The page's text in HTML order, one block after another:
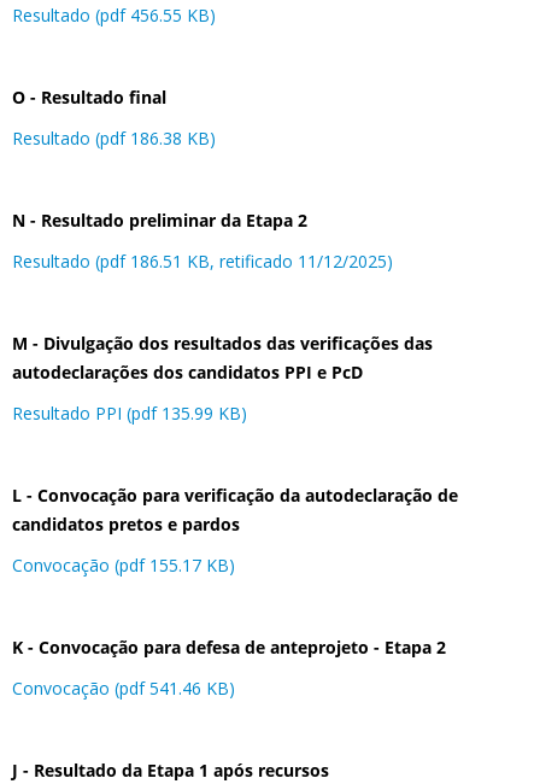
Resultado (pdf 456.55 KB)
O - Resultado final
Resultado (pdf 186.38 KB)
N - Resultado preliminar da Etapa 2
Resultado (pdf 186.51 KB, retificado 11/12/2025)
M - Divulgação dos resultados das verificações das
autodeclarações dos candidatos PPI e PcD
Resultado PPI (pdf 135.99 KB)
L - Convocação para verificação da autodeclaração de
candidatos pretos e pardos
Convocação (pdf 155.17 KB)
K - Convocação para defesa de anteprojeto - Etapa 2
Convocação (pdf 541.46 KB)
J - Resultado da Etapa 1 após recursos